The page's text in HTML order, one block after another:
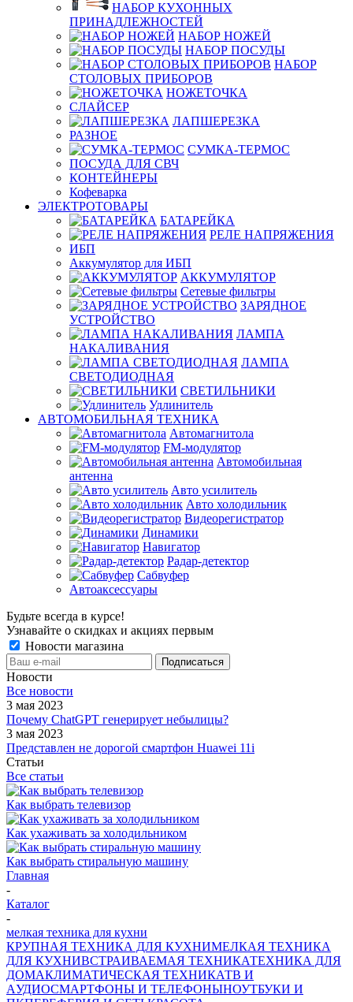
НАБОР КУХОННЫХ
ПРИНАДЛЕЖНОСТЕЙ
НАБОР НОЖЕЙ
НАБОР ПОСУДЫ
НАБОР
СТОЛОВЫХ ПРИБОРОВ
НОЖЕТОЧКА
СЛАЙСЕР
ЛАПШЕРЕЗКА
РАЗНОЕ
СУМКА-ТЕРМОС
ПОСУДА ДЛЯ СВЧ
КОНТЕЙНЕРЫ
Кофеварка
ЭЛЕКТРОТОВАРЫ
БАТАРЕЙКА
РЕЛЕ НАПРЯЖЕНИЯ
ИБП
Аккумулятор для ИБП
АККУМУЛЯТОР
Сетевые фильтры
ЗАРЯДНОЕ
УСТРОЙСТВО
ЛАМПА
НАКАЛИВАНИЯ
ЛАМПА
СВЕТОДИОДНАЯ
СВЕТИЛЬНИКИ
Удлинитель
АВТОМОБИЛЬНАЯ ТЕХНИКА
Автомагнитола
FM-модулятор
Автомобильная
антенна
Авто усилитель
Авто холодильник
Видеорегистратор
Динамики
Навигатор
Радар-детектор
Сабвуфер
Автоаксессуары
Будьте всегда в курсе!
Узнавайте о скидках и акциях первым
Новости магазина
Новости
Все новости
3 мая 2023
Почему ChatGPT генерирует небылицы?
3 мая 2023
Представлен не дорогой смартфон Huawei 11i
Статьи
Все статьи
Как выбрать телевизор
Как ухаживать за холодильником
Как выбрать стиральную машину
Главная
-
Каталог
-
мелкая техника для кухни
КРУПНАЯ ТЕХНИКА ДЛЯ КУХНИМЕЛКАЯ ТЕХНИКА
ДЛЯ КУХНИВСТРАИВАЕМАЯ ТЕХНИКАТЕХНИКА ДЛЯ
ДОМАКЛИМАТИЧЕСКАЯ ТЕХНИКАТВ И
AУДИОСМАРТФОНЫ И ТЕЛЕФОНЫНОУТБУКИ И